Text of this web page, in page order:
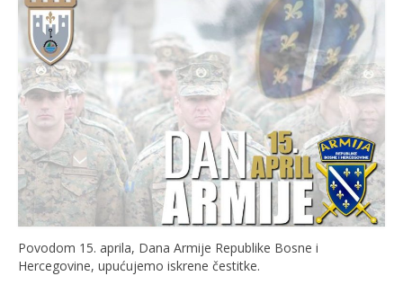
Povodom 15. aprila, Dana Armije Republike Bosne i
Hercegovine, upućujemo iskrene čestitke.